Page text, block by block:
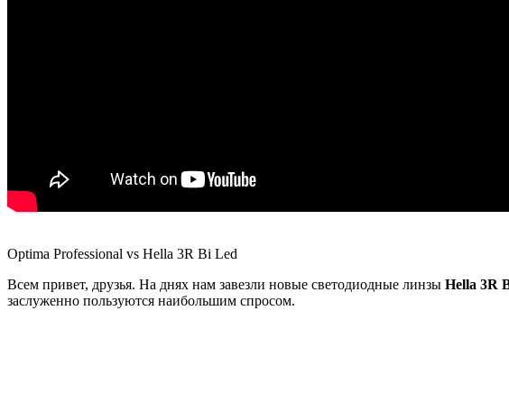
Optima Professional vs Hella 3R Bi Led
Всем привет, друзья. На днях нам завезли новые светодиодные линзы Hella 3R
заслуженно пользуются наибольшим спросом.